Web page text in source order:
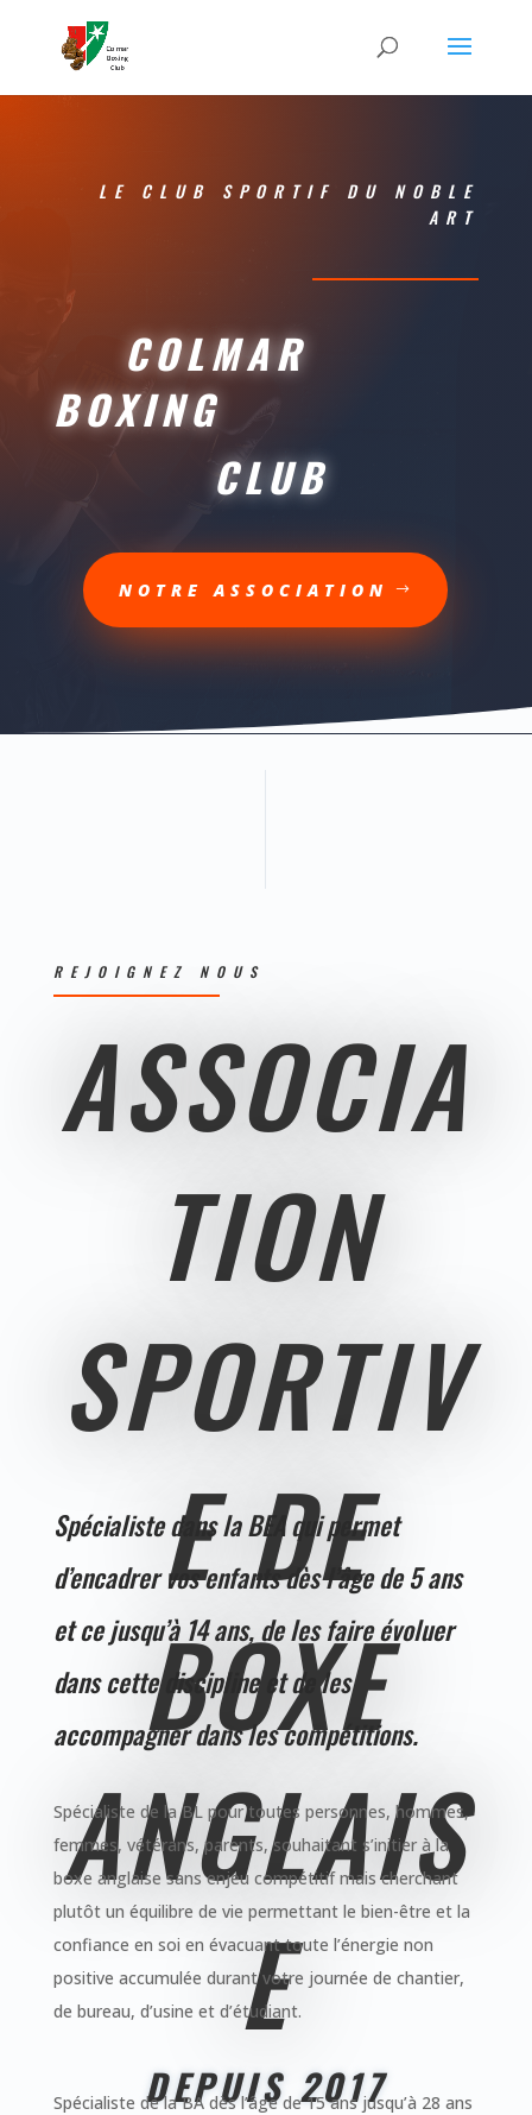
LE CLUB SPORTIF DU NOBLE
ART
COLMAR
BOXING
CLUB
NOTRE ASSOCIATION
REJOIGNEZ NOUS
ASSOCIA
TION
SPORTIV
E DE
BOXE
ANGLAIS
E
DEPUIS 2017
Spécialiste dans la BEA qui permet
d’encadrer vos enfants dès l’âge de 5 ans
et ce jusqu’à 14 ans, de les faire évoluer
dans cette discipline et de les
accompagner dans les compétitions.
Spécialiste de la BL pour toutes personnes, hommes,
femmes, vétérans, parents, souhaitant s’initier à la
boxe anglaise sans enjeu compétitif mais cherchant
plutôt un équilibre de vie permettant le bien-être et la
confiance en soi en évacuant toute l’énergie non
positive accumulée durant votre journée de chantier,
de bureau, d’usine et d’étudiant.
Spécialiste de la BA dès l’âge de 15 ans jusqu’à 28 ans